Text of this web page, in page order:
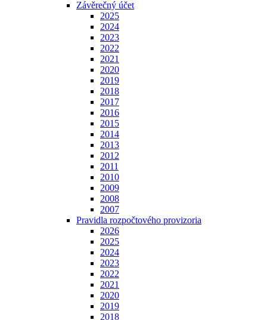
Závěrečný účet
2025
2024
2023
2022
2021
2020
2019
2018
2017
2016
2015
2014
2013
2012
2011
2010
2009
2008
2007
Pravidla rozpočtového provizoria
2026
2025
2024
2023
2022
2021
2020
2019
2018